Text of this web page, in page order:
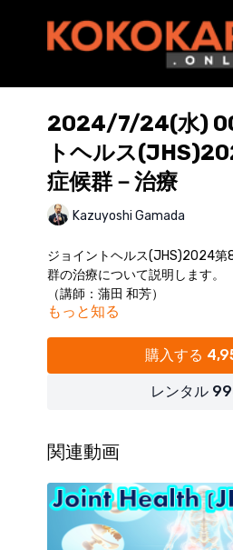
2024/7/24(水)
トヘルス
症候群－治療
Kazuyoshi Gamada
ジョイントヘルス(JHS)2024第
群の治療について説明します。
（講師：蒲田 和芳）
・鼠径部痛症候群
鼠径部痛症候群の発症モデル
・恥骨結合リアライン
・恥骨結合スタビライズ
・恥骨結合リアライン 組織間リ
の治療
ISR
・鼠径部痛症候群の対症療法
もっと知る
購入する
レンタル
関連動画